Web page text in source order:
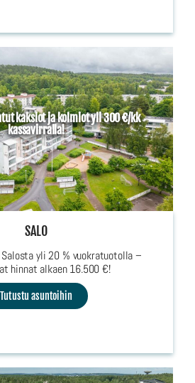
kaksiot ja kolmiot yli 300 €/kk
kassavirralla!
SALO
yli 20 % vuokratuotolla –
hinnat alkaen 16.500 €!
Tutustu asuntoihin